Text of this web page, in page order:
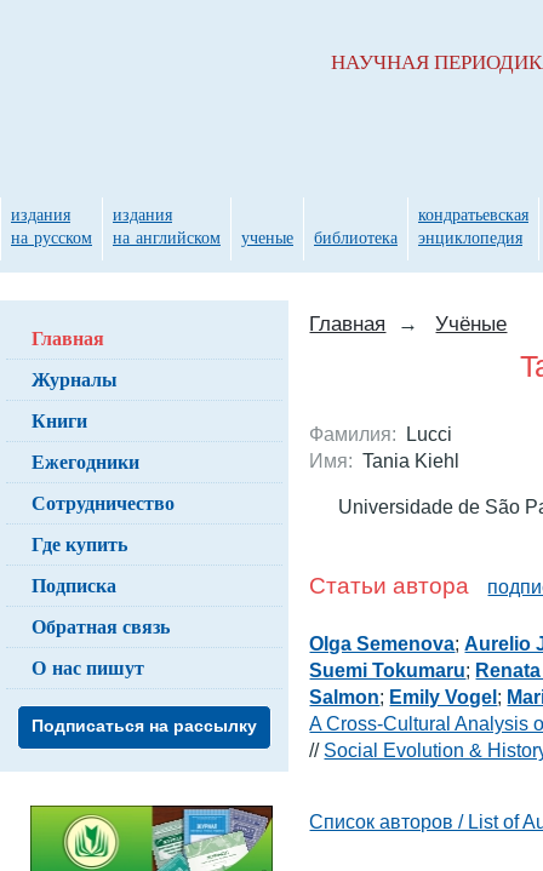
Главная → Учёные
Фамилия: Lucci
Имя: Tania Kiehl
Universidade de São
Статьи автора
Olga Semenova;Aurelio
Suemi Tokumaru;
Salmon; Emily Vogel;
A Cross-Cultural Analysis
// Social Evolution &
Список авторов / List of
Главная
Журналы
Книги
Ежегодники
Сотрудничество
Где купить
Подписка
Обратная связь
О нас пишут
Подписаться на рассылку
НАУЧНАЯ
издания
на русском
издания
на английском
ученые библиотека
кондратьевская
энциклопедия